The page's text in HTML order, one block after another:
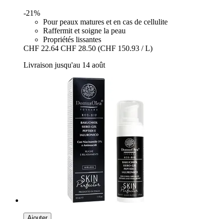
-21%
Pour peaux matures et en cas de cellulite
Raffermit et soigne la peau
Propriétés lissantes
CHF 22.64 CHF 28.50 (CHF 150.93 / L)
Livraison jusqu'au 14 août